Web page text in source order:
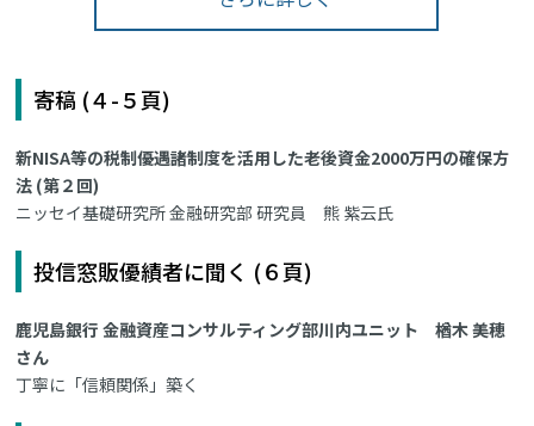
寄稿 (４-５頁)
新NISA等の税制優遇諸制度を活用した老後資金2000万円の確保方
法 (第２回)
ニッセイ基礎研究所 金融研究部 研究員 熊 紫云氏
投信窓販優績者に聞く (６頁)
鹿児島銀行 金融資産コンサルティング部川内ユニット 楢木 美穂
さん
丁寧に「信頼関係」築く